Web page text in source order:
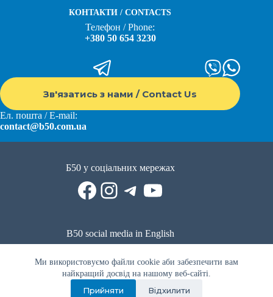
Ми використовуємо файли cookie аби забезпечити вам
найкращий досвід на нашому веб-сайті.
Прийняти Відхилити
КОНТАКТИ / CONTACTS
Телефон / Phone:
+380 50 654 3230
Зв'язатись з нами / Contact Us
Ел. пошта / E-mail:
contact@b50.com.ua
Б50 у соціальних мережах
Facebook
Instagram
Telegram
YouTube
B50 social media in English
Reddit
Facebook
LinkedIn
YouTube
WhatsApp
Політика приватності|Публічна оферта|Умови використання
Privacy Policy|Public offer Terms of use